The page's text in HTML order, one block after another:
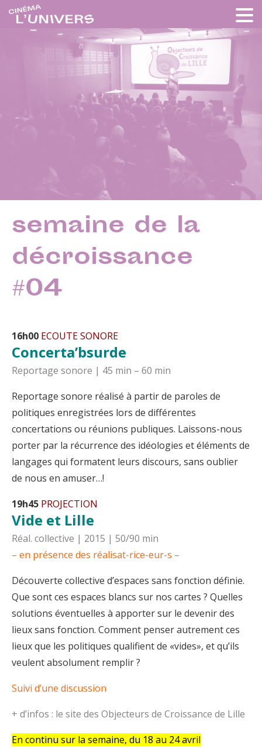
semaine de la
décroissance
#04
16h00 ECOUTE SONORE
Concerta’bsurde
Reportage sonore | 45 min – 60 min
Reportage sonore réalisé à partir de paroles de
politiques enregistrées lors de différentes
concertations ou réunions publiques. Laissons-nous
porter par la récurrence des idéologies et éléments de
langages qui formatent leurs discours, sans oublier
de nous en amuser…!
19h45 PROJECTION
Vide et Lille
Réal. collective | 2015 | 50/90 min
– en présence des réalisat-rice-eur-s –
Découverte collective d’espaces sans fonction définie.
Que sont ces espaces blancs sur nos cartes ? Quelles
solutions éventuelles à apporter sur le devenir des
lieux sans fonction. Comment penser autrement ces
lieux que les politiques qualifient de «vides», et qu’ils
veulent absolument remplir ?
Suivi d’une discussion
+ d’infos : le site des Objecteurs de Croissance de Lille
En continu sur la semaine, du 18 au 24 avril